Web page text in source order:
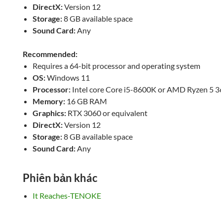
DirectX:Version 12
Storage:8 GB available space
Sound Card: Any
Recommended:
Requires a 64-bit processor and operating system
OS:Windows 11
Processor: Intel core Core i5-8600K or AMD Ryzen 5
Memory: 16 GB RAM
Graphics: RTX 3060 or equivalent
DirectX:Version 12
Storage:8 GB available space
Sound Card: Any
Phiên bản khác
It Reaches-TENOKE